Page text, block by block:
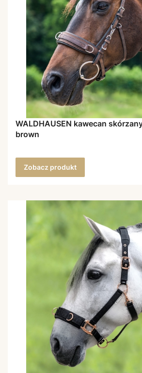
WALDHAUSEN kawecan
brown
Zobacz produkt